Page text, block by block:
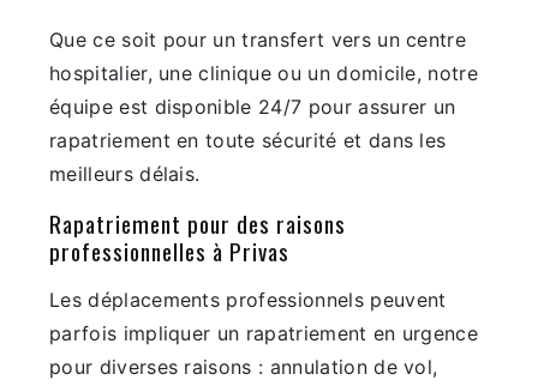
Que ce soit pour un transfert vers un centre
hospitalier, une clinique ou un domicile, notre
équipe est disponible 24/7 pour assurer un
rapatriement en toute sécurité et dans les
meilleurs délais.
Rapatriement pour des raisons
professionnelles à Privas
Les déplacements professionnels peuvent
parfois impliquer un rapatriement en urgence
pour diverses raisons : annulation de vol,